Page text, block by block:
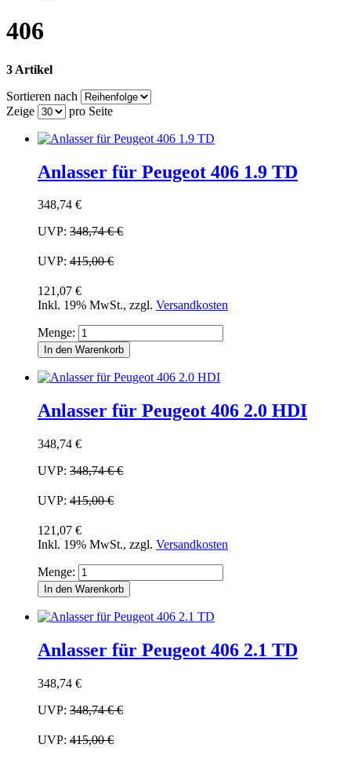
406
3 Artikel
Sortieren nach
Zeige
pro Seite
Anlasser für Peugeot 406 1.9 TD
348,74 €
UVP: 348,74 €€
UVP: 415,00 €
121,07 €
Inkl. 19% MwSt., zzgl. Versandkosten
Menge:
In den Warenkorb
Anlasser für Peugeot 406 2.0 HDI
348,74 €
UVP: 348,74 €€
UVP: 415,00 €
121,07 €
Inkl. 19% MwSt., zzgl. Versandkosten
Menge:
In den Warenkorb
Anlasser für Peugeot 406 2.1 TD
348,74 €
UVP: 348,74 €€
UVP: 415,00 €